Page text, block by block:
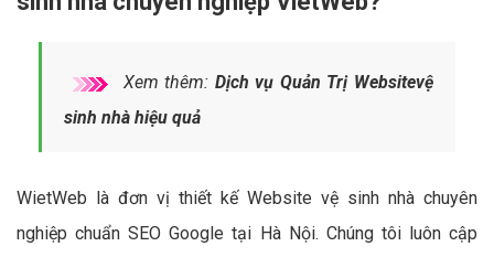
Xem thêm: Dịch vụ Quản Trị Websitevệ
sinh nhà hiệu quả
WietWeb là đơn vị thiết kế Website vệ sinh nhà chuyên
nghiệp chuẩn SEO Google tại Hà Nội. Chúng tôi luôn cập